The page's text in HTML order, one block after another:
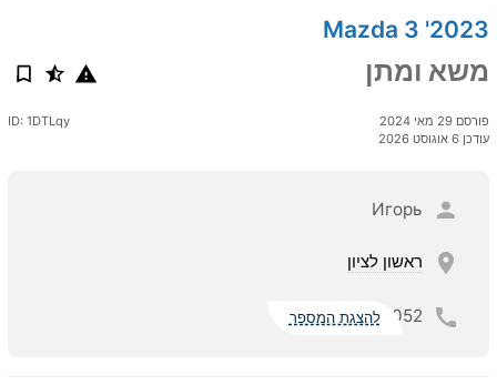
2023' Mazda 3
משא ומתן
פורסם 29 מאי 2024
עודכן 6 אוגוסט 2026
ID: 1DTLqy
Игорь
ראשון לציון
052 להצגת המספר